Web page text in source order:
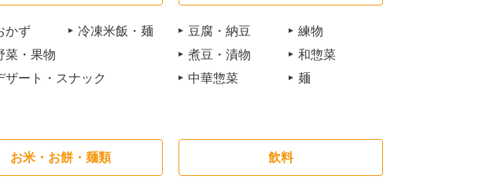
かず
冷凍米飯・麺
菜・果物
ザート・スナック
豆腐・納豆
練物
煮豆・漬物
和惣菜
中華惣菜
麺
お米・お餅・麺類 飲料